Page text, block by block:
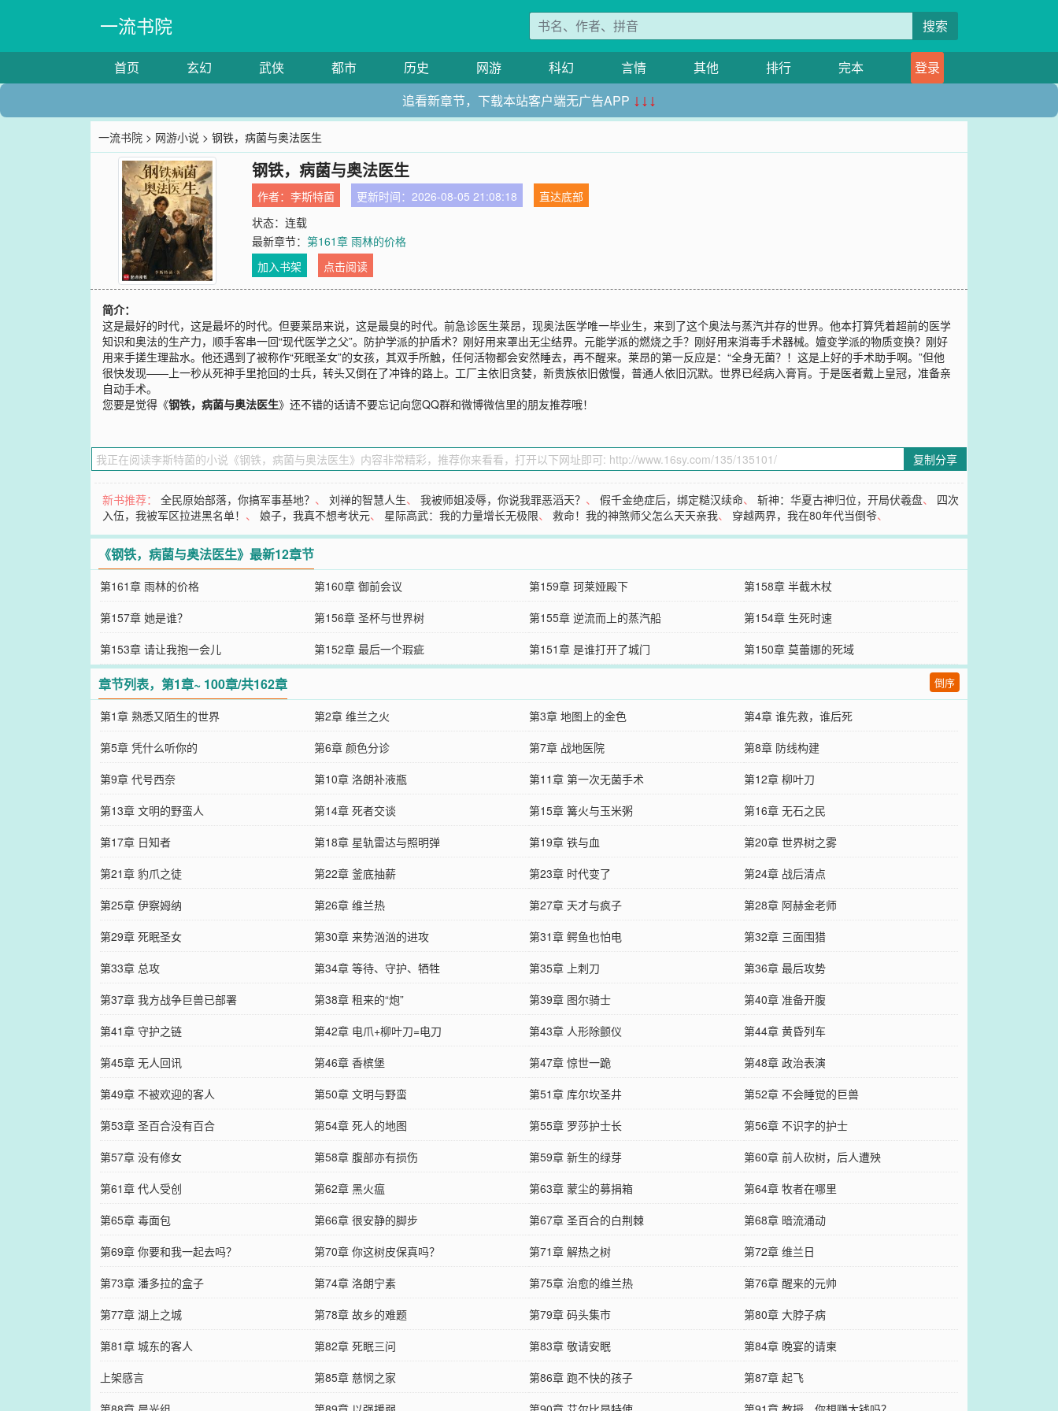
一流书院 搜索
首页 玄幻 武侠 都市 历史 网游 科幻 言情 其他 排行 完本
登录
追看新章节，下载本站客户端无广告APP ↓↓↓
一流书院 > 网游小说 > 钢铁，病菌与奥法医生
钢铁，病菌与奥法医生
作者：李斯特菌 更新时间：2026-08-05 21:08:18
直达底部
状态：连载
最新章节：第161章 雨林的价格
加入书架
点击阅读
简介：
这是最好的时代，这是最坏的时代。但要莱昂来说，这是最臭的时代。前急诊医生莱昂，现奥法医学唯一毕业生，来到了这个奥法与蒸汽并存的世界。他本打算凭着超前的医学
知识和奥法的生产力，顺手客串一回“现代医学之父”。防护学派的护盾术？刚好用来罩出无尘结界。元能学派的燃烧之手？刚好用来消毒手术器械。嬗变学派的物质变换？刚好
用来手搓生理盐水。他还遇到了被称作“死眠圣女”的女孩，其双手所触，任何活物都会安然睡去，再不醒来。莱昂的第一反应是：“全身无菌？！这是上好的手术助手啊。”但他
很快发现——上一秒从死神手里抢回的士兵，转头又倒在了冲锋的路上。工厂主依旧贪婪，新贵族依旧傲慢，普通人依旧沉默。世界已经病入膏肓。于是医者戴上皇冠，准备亲
自动手术。
您要是觉得《钢铁，病菌与奥法医生》还不错的话请不要忘记向您QQ群和微博微信里的朋友推荐哦！
复制分享
新书推荐：全民原始部落，你搞军事基地？ 、刘禅的智慧人生、我被师姐凌辱，你说我罪恶滔天？ 、假千金绝症后，绑定糙汉续命、斩神：华夏古神归位，开局伏羲盘、 四次
入伍，我被军区拉进黑名单！ 、娘子，我真不想考状元、 星际高武：我的力量增长无极限、救命！我的神煞师父怎么天天亲我、 穿越两界，我在80年代当倒爷、
《钢铁，病菌与奥法医生》最新12章节
第161章 雨林的价格 第160章 御前会议 第159章 珂莱娅殿下
第158章 半截木杖
第157章 她是谁？
第156章 圣杯与世界树 第155章 逆流而上的蒸汽船
第154章 生死时速
第153章 请让我抱一会儿
第152章 最后一个瑕疵 第151章 是谁打开了城门 第150章 莫蕾娜的死域
章节列表，第1章~ 100章/共162章 倒序
第1章 熟悉又陌生的世界 第2章 维兰之火 第3章 地图上的金色
第4章 谁先救，谁后死
第5章 凭什么听你的
第6章 颜色分诊 第7章 战地医院
第8章 防线构建
第9章 代号西奈
第10章 洛朗补液瓶 第11章 第一次无菌手术
第12章 柳叶刀
第13章 文明的野蛮人
第14章 死者交谈 第15章 篝火与玉米粥
第16章 无石之民
第17章 日知者
第18章 星轨雷达与照明弹 第19章 铁与血
第20章 世界树之雾
第21章 豹爪之徒
第22章 釜底抽薪 第23章 时代变了
第24章 战后清点
第25章 伊察姆纳
第26章 维兰热 第27章 天才与疯子
第28章 阿赫金老师
第29章 死眠圣女
第30章 来势汹汹的进攻 第31章 鳄鱼也怕电
第32章 三面围猎
第33章 总攻
第34章 等待、守护、牺牲 第35章 上刺刀
第36章 最后攻势
第37章 我方战争巨兽已部署
第38章 租来的“炮” 第39章 图尔骑士
第40章 准备开腹
第41章 守护之链
第42章 电爪+柳叶刀=电刀 第43章 人形除颤仪
第44章 黄昏列车
第45章 无人回讯
第46章 香槟堡 第47章 惊世一跪
第48章 政治表演
第49章 不被欢迎的客人
第50章 文明与野蛮 第51章 库尔坎圣井
第52章 不会睡觉的巨兽
第53章 圣百合没有百合
第54章 死人的地图 第55章 罗莎护士长
第56章 不识字的护士
第57章 没有修女
第58章 腹部亦有损伤 第59章 新生的绿芽
第60章 前人砍树，后人遭殃
第61章 代人受创
第62章 黑火瘟 第63章 蒙尘的募捐箱
第64章 牧者在哪里
第65章 毒面包
第66章 很安静的脚步 第67章 圣百合的白荆棘
第68章 暗流涌动
第69章 你要和我一起去吗？
第70章 你这树皮保真吗？ 第71章 解热之树
第72章 维兰日
第73章 潘多拉的盒子
第74章 洛朗宁素 第75章 治愈的维兰热
第76章 醒来的元帅
第77章 湖上之城
第78章 故乡的难题 第79章 码头集市
第80章 大脖子病
第81章 城东的客人
第82章 死眠三问 第83章 敬请安眠
第84章 晚宴的请柬
上架感言
第85章 慈悯之家 第86章 跑不快的孩子
第87章 起飞